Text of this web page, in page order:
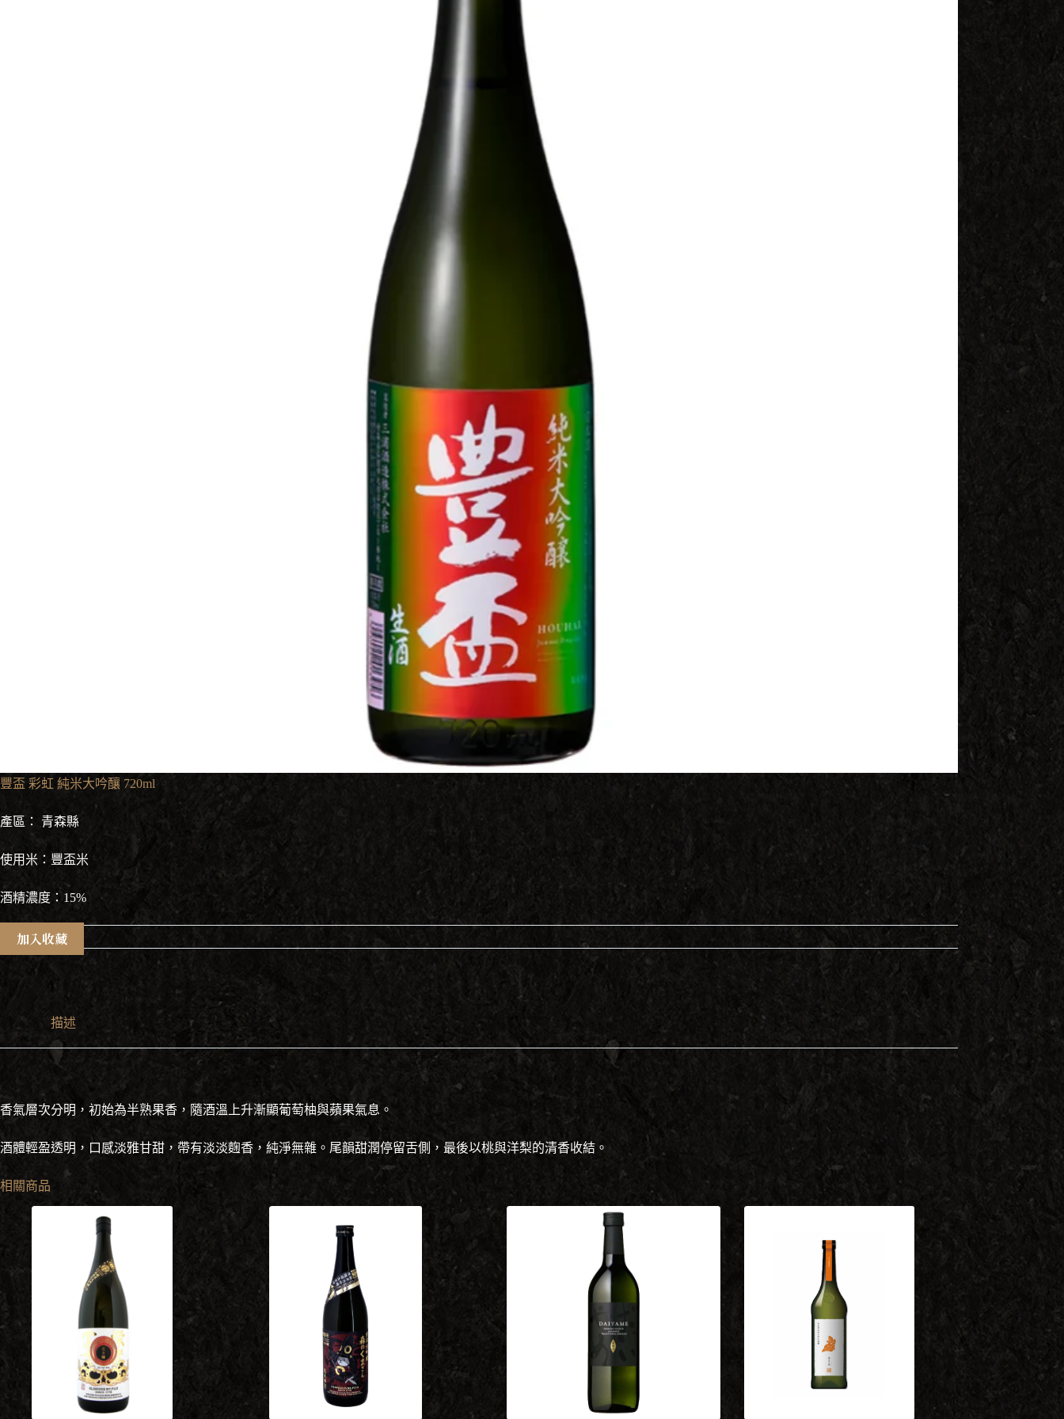
豐盃 彩虹 純米大吟釀 720ml
產區： 青森縣
使用米：豐盃米
酒精濃度：15%
加入收藏
描述
香氣層次分明，初始為半熟果香，隨酒溫上升漸顯葡萄柚與蘋果氣息。
酒體輕盈透明，口感淡雅甘甜，帶有淡淡麴香，純淨無雜。尾韻甜潤停留舌側，最後以桃與洋梨的清香收結。
相關商品